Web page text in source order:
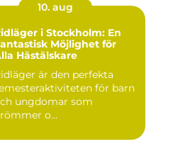
10. aug
i Stockholm: En
Möjlighet för
Hästälskare
är den perfekta
för barn
ungdomar som
o...